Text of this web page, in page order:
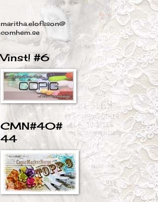
maritha.elofsson@
comhem.se
Vinst! #6
CMN#40#
44